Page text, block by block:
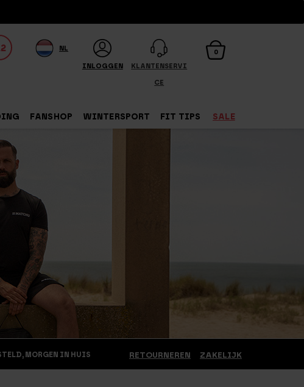
NL
INLOGGEN KLANTENSERVI
CE
0
FANSHOP WINTERSPORT FIT TIPS SALE
RETOURNEREN ZAKELIJK
MORGEN IN HUIS